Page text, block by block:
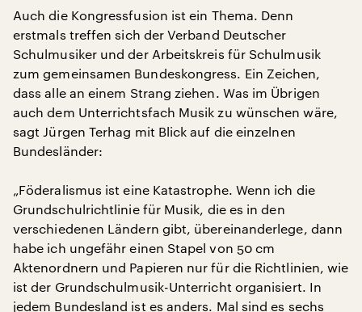
Auch die Kongressfusion ist ein Thema. Denn
erstmals treffen sich der Verband Deutscher
Schulmusiker und der Arbeitskreis für Schulmusik
zum gemeinsamen Bundeskongress. Ein Zeichen,
dass alle an einem Strang ziehen. Was im Übrigen
auch dem Unterrichtsfach Musik zu wünschen wäre,
sagt Jürgen Terhag mit Blick auf die einzelnen
Bundesländer:
„Föderalismus ist eine Katastrophe. Wenn ich die
Grundschulrichtlinie für Musik, die es in den
verschiedenen Ländern gibt, übereinanderlege, dann
habe ich ungefähr einen Stapel von 50 cm
Aktenordnern und Papieren nur für die Richtlinien, wie
ist der Grundschulmusik-Unterricht organisiert. In
jedem Bundesland ist es anders. Mal sind es sechs